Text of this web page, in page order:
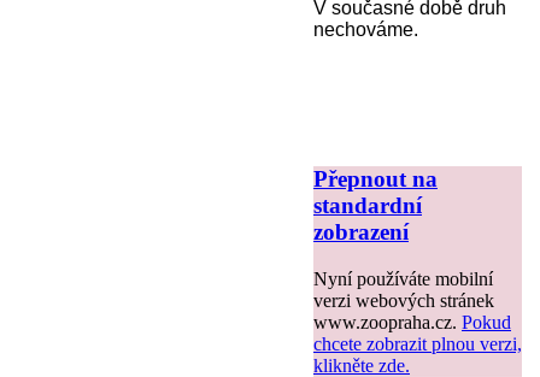
V současné době druh
nechováme.
Přepnout na
standardní
zobrazení
Nyní používáte mobilní
verzi webových stránek
www.zoopraha.cz. Pokud
chcete zobrazit plnou verzi,
klikněte zde.